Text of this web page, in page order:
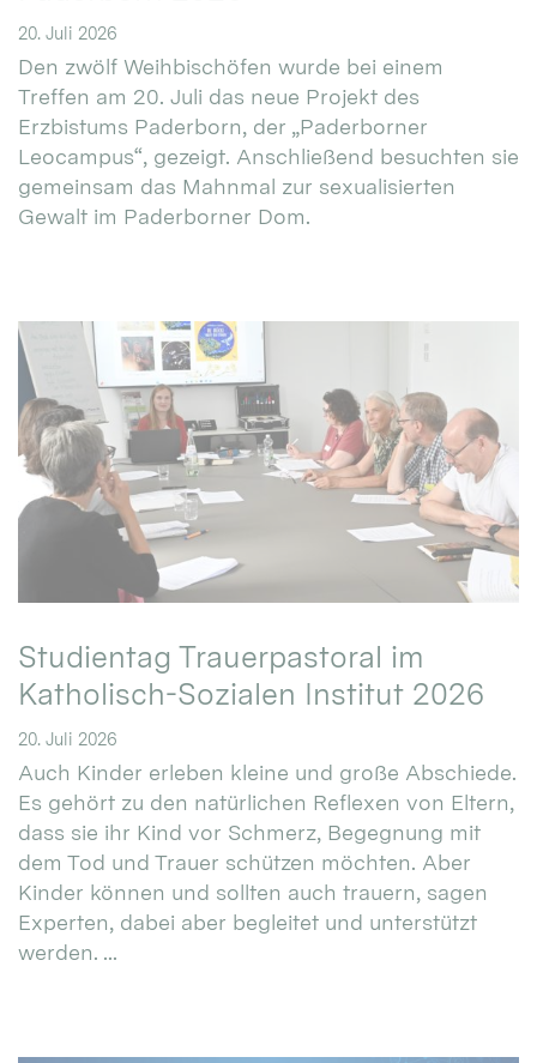
20. Juli 2026
Den zwölf Weihbischöfen wurde bei einem
Treffen am 20. Juli das neue Projekt des
Erzbistums Paderborn, der „Paderborner
Leocampus“, gezeigt. Anschließend besuchten sie
gemeinsam das Mahnmal zur sexualisierten
Gewalt im Paderborner Dom.
Studientag Trauerpastoral im
Katholisch-Sozialen Institut 2026
20. Juli 2026
Auch Kinder erleben kleine und große Abschiede.
Es gehört zu den natürlichen Reflexen von Eltern,
dass sie ihr Kind vor Schmerz, Begegnung mit
dem Tod und Trauer schützen möchten. Aber
Kinder können und sollten auch trauern, sagen
Experten, dabei aber begleitet und unterstützt
werden. ...